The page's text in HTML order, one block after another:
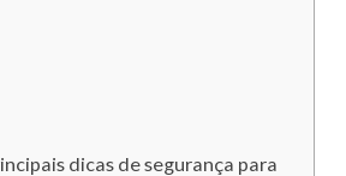
dicas de segurança para